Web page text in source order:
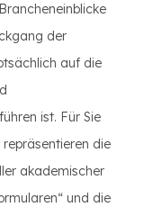
der
auf die
ist. Für Sie
die
akademischer
und die